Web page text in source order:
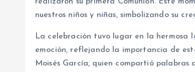
nuestros niños y niñas, simbolizando su
La celebración tuvo lugar en la hermosa
emoción, reflejando la importancia de
Moisés García, quien compartió